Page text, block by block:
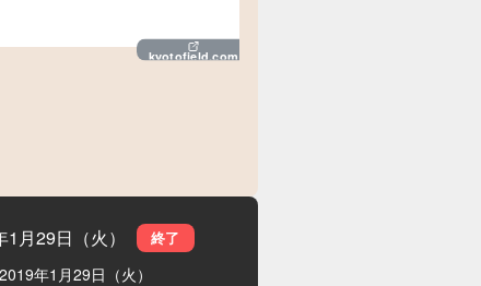
kyotofield.com
月29日（火） 終了
2019年1月29日（火）